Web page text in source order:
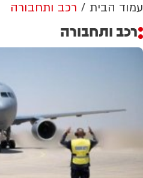
עמוד הבית רכב ותחבורה
רכב ותחבורה